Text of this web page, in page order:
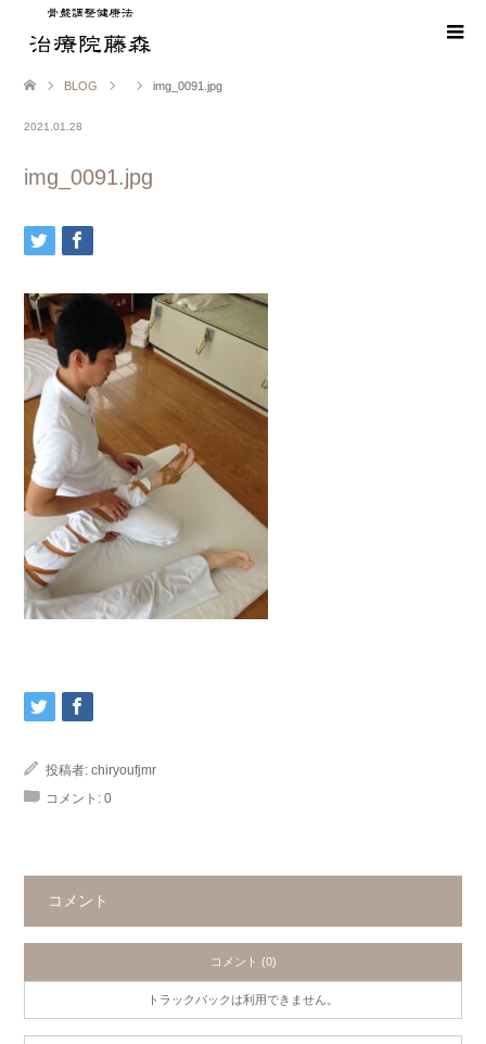
BLOG img_0091.jpg
2021.01.28
img_0091.jpg
投稿者: chiryoufjmr
コメント: 0
コメント
コメント (0)
トラックバックは利用できません。